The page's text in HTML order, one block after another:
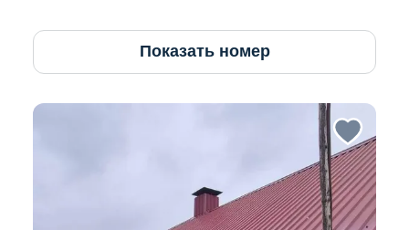
Показать номер